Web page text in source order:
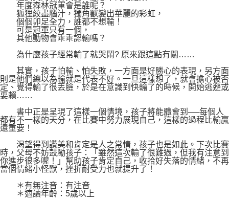
年度森林冠軍會是誰呢？
狐狸絞盡腦汁，獨角獸變出華麗的彩虹，
個個卯足全力，誰都不想輸！
可是冠軍只有一個，
其他動物會乖乖認輸嗎？
為什麼孩子經常輸了就哭鬧? 原來跟這點有關……
其實，孩子怕輸、怕失敗，一方面是好勝心的表現，另方面
則是他們總以為輸就是代表不好。一旦這樣想了，就會擔心被否
定、覺得輸了很丟臉，於是在意識到快輸了的時候，開始逃避或
耍賴……
書中正是呈現了這樣一個情境，孩子將能體會到──每個人
都有不一樣的天分，在比賽中努力展現自己，這樣的過程比輸贏
還重要！
渴望得到讚美和肯定是人之常情，孩子也是如此。下次比賽
時，父母不妨鼓勵孩子：「雖然這次輸了很難過，但我有注意到
你進步很多喔！」幫助孩子肯定自己，收拾好失落的情緒，不再
當個情緒小怪獸，挫折耐受力也就提升了！
＊有無注音：有注音
＊適讀年齡：5歲以上